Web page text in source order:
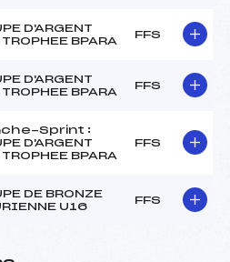
D'ARGENT
BPARA
FFS
D'ARGENT
BPARA
FFS
Sprint :
D'ARGENT
BPARA
FFS
DE BRONZE
U16
FFS